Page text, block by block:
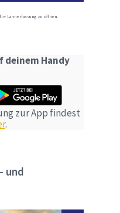
Lärmerfassung zu öffnen.
deinem Handy
zur App findest
.
und